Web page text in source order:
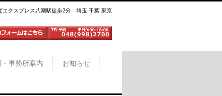
エクスプレス八潮駅徒歩2分 埼玉 千葉 東京
事務所案内 お知らせ